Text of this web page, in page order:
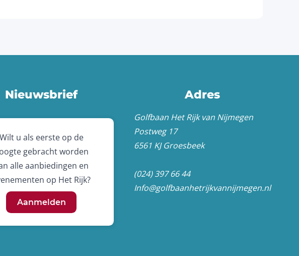
Nieuwsbrief
Wilt u als eerste op de
gebracht worden
alle aanbiedingen en
op Het Rijk?
Aanmelden
Adres
Golfbaan Het Rijk van Nijmegen
Postweg 17
6561 KJ Groesbeek
(024) 397 66 44
Info@golfbaanhetrijkvannijmegen.nl